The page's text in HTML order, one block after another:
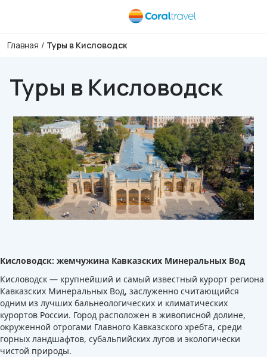
Главная / Туры в Кисловодск
Туры в Кисловодск
Кисловодск: жемчужина Кавказских Минеральных Вод
Кисловодск — крупнейший и самый известный курорт региона
Кавказских Минеральных Вод, заслуженно считающийся
одним из лучших бальнеологических и климатических
курортов России. Город расположен в живописной долине,
окруженной отрогами Главного Кавказского хребта, среди
горных ландшафтов, субальпийских лугов и экологически
чистой природы.